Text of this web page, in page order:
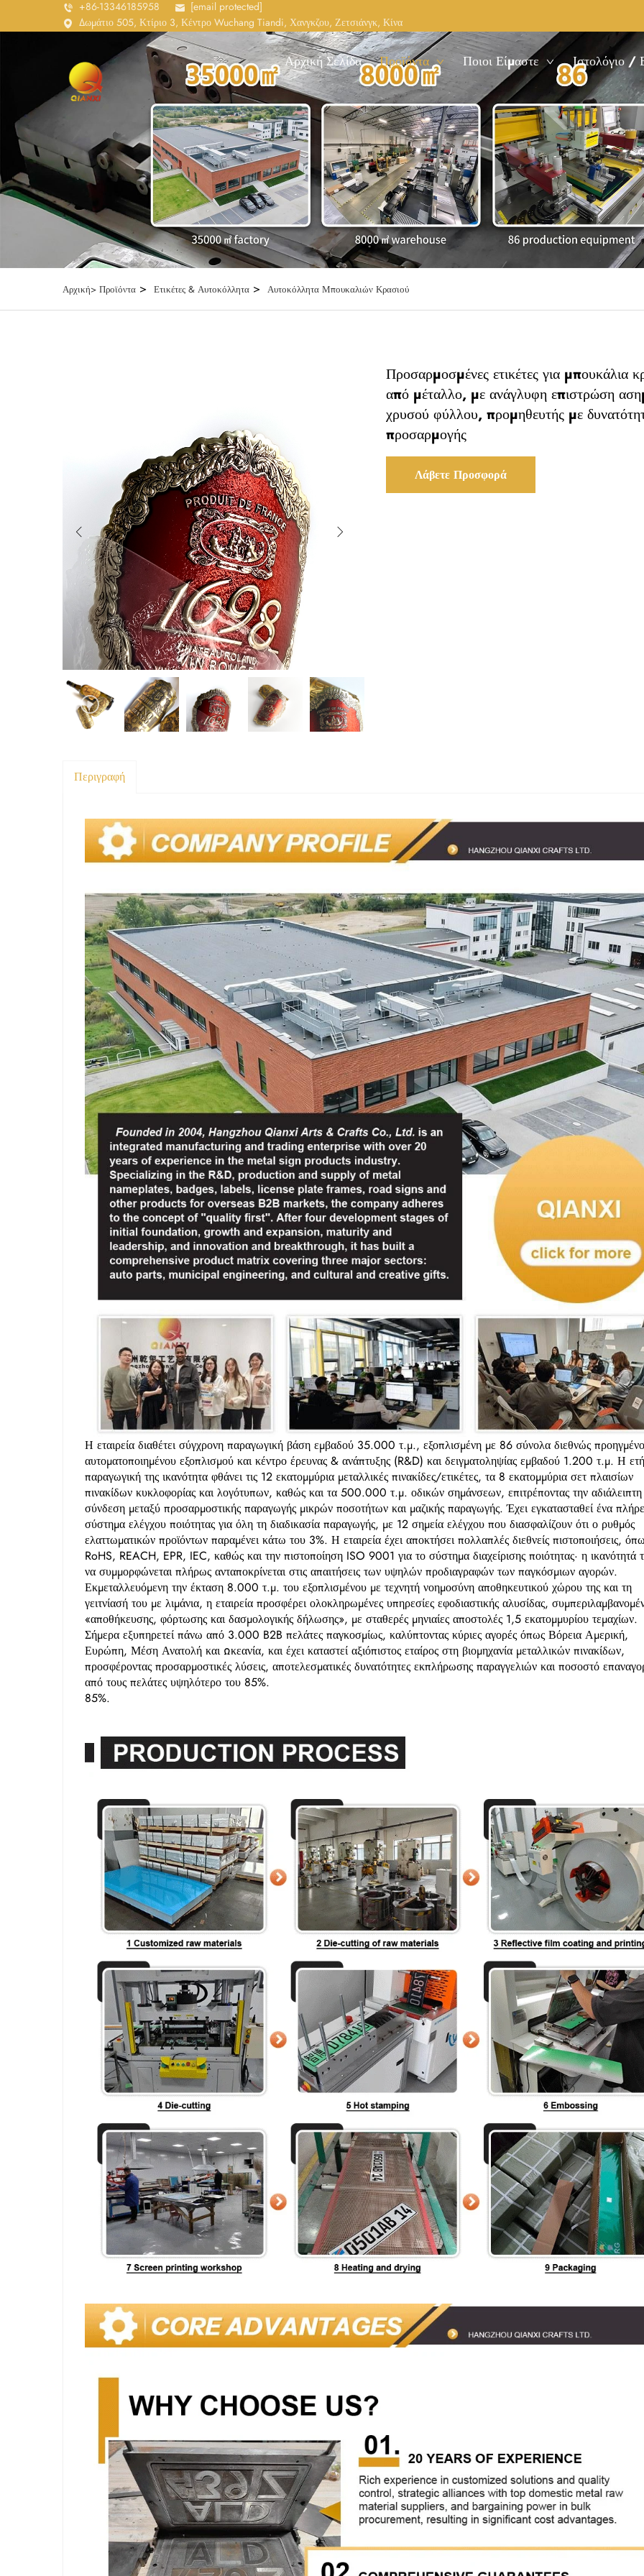
+86-13346185958
[email protected]
Δωμάτιο 505, Κτίριο 3, Κέντρο Wuchang Tiandi, Χανγκζου, Ζετσιάνγκ, Κίνα
Αρχική Σελίδα Προϊόντα Ποιοι Είμαστε Ιστολόγιο /
Αρχική> Προϊόντα > Ετικέτες & Αυτοκόλλητα > Αυτοκόλλητα Μπουκαλιών Κρασιού
Προσαρμοσμένες ετικέτες για μπουκάλια
από μέταλλο, με ανάγλυφη επιστρώση
χρυσού φύλλου, προμηθευτής με
προσαρμογής
Λάβετε Προσφορά
Περιγραφή
Η εταιρεία διαθέτει σύγχρονη παραγωγική βάση εμβαδού 35.000 τ.μ., εξοπλισμένη με 86 σύνολα διεθνώς
αυτοματοποιημένου εξοπλισμού και κέντρο έρευνας & ανάπτυξης (R&D) και δειγματοληψίας εμβαδού 1.200 τ.μ. Η
παραγωγική της ικανότητα φθάνει τις 12 εκατομμύρια μεταλλικές πινακίδες/ετικέτες, τα 8 εκατομμύρια σετ πλαισίων
πινακίδων κυκλοφορίας και λογότυπων, καθώς και τα 500.000 τ.μ. οδικών σημάνσεων, επιτρέποντας την αδιάλειπτη
σύνδεση μεταξύ προσαρμοστικής παραγωγής μικρών ποσοτήτων και μαζικής παραγωγής. Έχει εγκατασταθεί ένα
σύστημα ελέγχου ποιότητας για όλη τη διαδικασία παραγωγής, με 12 σημεία ελέγχου που διασφαλίζουν ότι ο ρυθμός
ελαττωματικών προϊόντων παραμένει κάτω του 3%. Η εταιρεία έχει αποκτήσει πολλαπλές διεθνείς πιστοποιήσεις,
RoHS, REACH, EPR, IEC, καθώς και την πιστοποίηση ISO 9001 για το σύστημα διαχείρισης ποιότητας· η ικανότητά
να συμμορφώνεται πλήρως ανταποκρίνεται στις απαιτήσεις των υψηλών προδιαγραφών των παγκόσμιων αγορών.
Εκμεταλλευόμενη την έκταση 8.000 τ.μ. του εξοπλισμένου με τεχνητή νοημοσύνη αποθηκευτικού χώρου της και τη
γειτνίασή του με λιμάνια, η εταιρεία προσφέρει ολοκληρωμένες υπηρεσίες εφοδιαστικής αλυσίδας,
«αποθήκευσης, φόρτωσης και δασμολογικής δήλωσης», με σταθερές μηνιαίες αποστολές 1,5 εκατομμυρίου τεμαχίων.
Σήμερα εξυπηρετεί πάνω από 3.000 B2B πελάτες παγκοσμίως, καλύπτοντας κύριες αγορές όπως Βόρεια Αμερική,
Ευρώπη, Μέση Ανατολή και Ωκεανία, και έχει καταστεί αξιόπιστος εταίρος στη βιομηχανία μεταλλικών πινακίδων,
προσφέροντας προσαρμοστικές λύσεις, αποτελεσματικές δυνατότητες εκπλήρωσης παραγγελιών και ποσοστό
από τους πελάτες υψηλότερο του 85%.
85%.